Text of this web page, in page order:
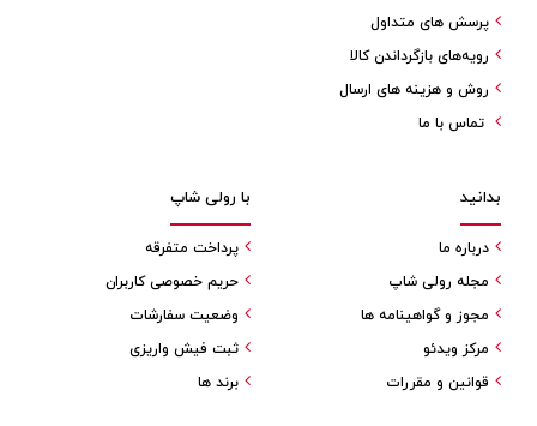
پرسش های متداول
رویه‌های بازگرداندن کالا
روش و هزینه های ارسال
تماس با ما
با رولی شاپ
پرداخت متفرقه
حریم خصوصی کاربران
وضعیت سفارشات
ثبت فیش واریزی
برند ها
بدانید
درباره ما
مجله رولی شاپ
مجوز و گواهینامه ها
مرکز ویدئو
قوانین و مقررات